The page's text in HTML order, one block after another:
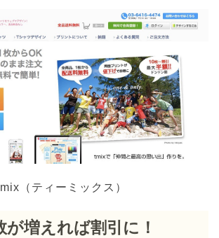
（ティーミックス）
が増えれば割引に！